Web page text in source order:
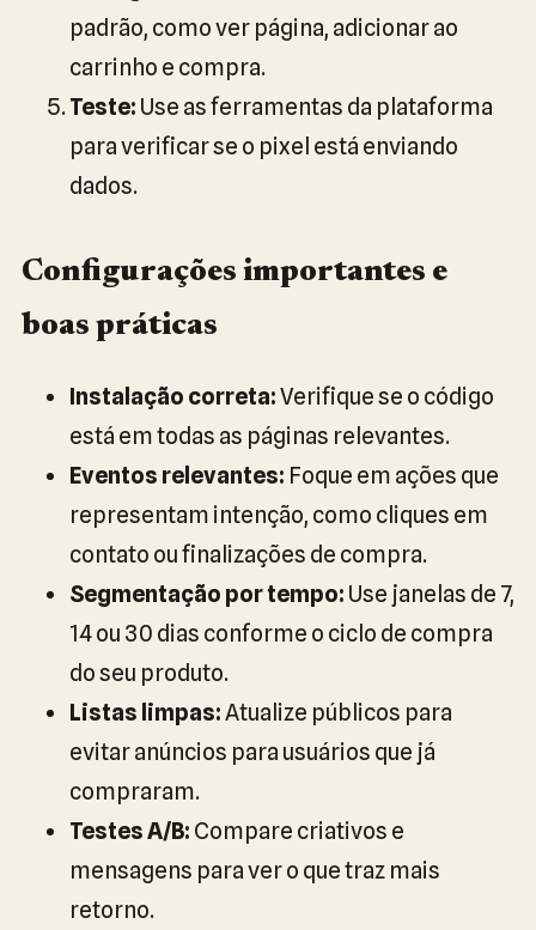
padrão, como ver página, adicionar ao
carrinho e compra.
Teste: Use as ferramentas da plataforma
para verificar se o pixel está enviando
dados.
Configurações importantes e
boas práticas
Instalação correta:Verifique se o código
está em todas as páginas relevantes.
Eventos relevantes: Foque em ações que
representam intenção, como cliques em
contato ou finalizações de compra.
Segmentação por tempo: Use janelas de 7,
14 ou 30 dias conforme o ciclo de compra
do seu produto.
Listas limpas:Atualize públicos para
evitar anúncios para usuários que já
compraram.
Testes A/B: Compare criativos e
mensagens para ver o que traz mais
retorno.